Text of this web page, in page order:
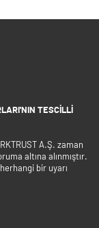
TESCILLI
A.Ş. zaman
altına alınmıştır.
bir uyarı